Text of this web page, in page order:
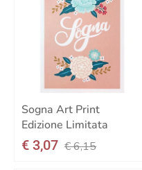
Sogna Art Print
Edizione Limitata
€ 3,07 € 6,15